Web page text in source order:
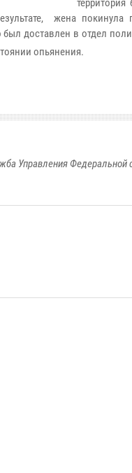
жена
доставлен в отдел
опьянения.
Управления Федеральной